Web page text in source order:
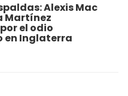
Alexis Mac
Martínez
el odio
Inglaterra